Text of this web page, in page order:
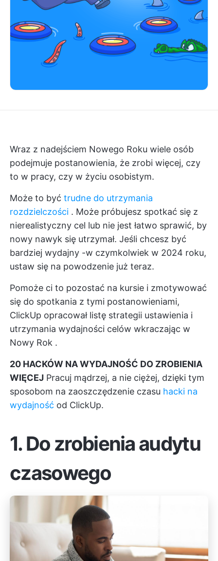
Wraz z nadejściem Nowego Roku wiele osób
podejmuje postanowienia, że zrobi więcej, czy
to w pracy, czy w życiu osobistym.
Może to być trudne do utrzymania
rozdzielczości . Może próbujesz spotkać się z
nierealistyczny cel lub nie jest łatwo sprawić, by
nowy nawyk się utrzymał. Jeśli chcesz być
bardziej wydajny -w czymkolwiek w 2024 roku,
ustaw się na powodzenie już teraz.
Pomoże ci to pozostać na kursie i zmotywować
się do spotkania z tymi postanowieniami,
ClickUp opracował listę strategii ustawienia i
utrzymania wydajności celów wkraczając w
Nowy Rok .
20 HACKÓW NA WYDAJNOŚĆ DO ZROBIENIA
WIĘCEJ Pracuj mądrzej, a nie ciężej, dzięki tym
sposobom na zaoszczędzenie czasu hacki na
wydajność od ClickUp.
1. Do zrobienia audytu
czasowego